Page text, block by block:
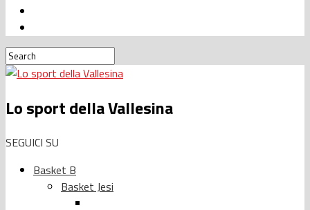
Lo sport della Vallesina
SEGUICI SU
Basket B
Basket Jesi